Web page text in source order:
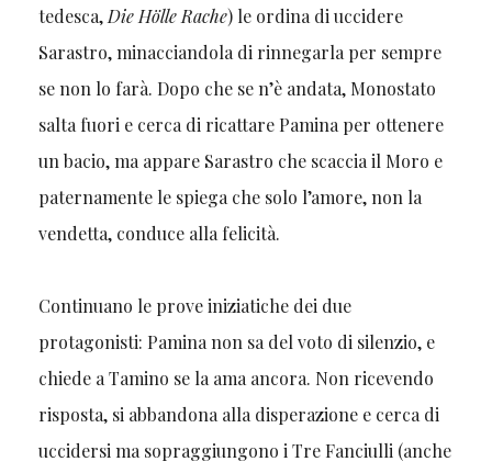
tedesca, Die Hölle Rache) le ordina di uccidere
Sarastro, minacciandola di rinnegarla per sempre
se non lo farà. Dopo che se n’è andata, Monostato
salta fuori e cerca di ricattare Pamina per ottenere
un bacio, ma appare Sarastro che scaccia il Moro e
paternamente le spiega che solo l’amore, non la
vendetta, conduce alla felicità.
Continuano le prove iniziatiche dei due
protagonisti: Pamina non sa del voto di silenzio, e
chiede a Tamino se la ama ancora. Non ricevendo
risposta, si abbandona alla disperazione e cerca di
uccidersi ma sopraggiungono i Tre Fanciulli (anche